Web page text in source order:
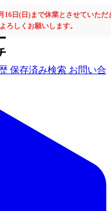
16日(日)まで休業とさせていただ
ろしくお願いします。
保存済み検索 お問い合